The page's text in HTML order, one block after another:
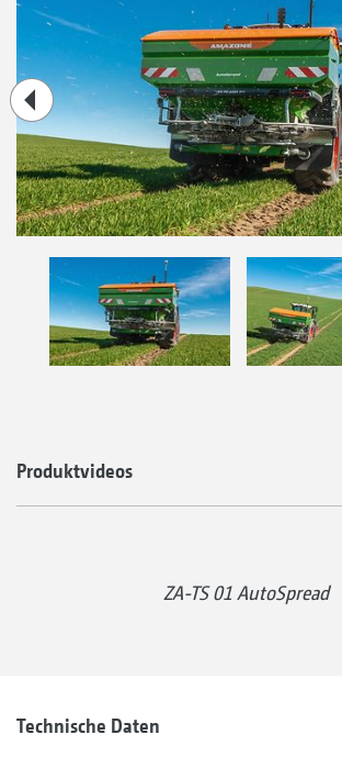
Produktvideos
ZA-TS 01 AutoSpread
Technische Daten